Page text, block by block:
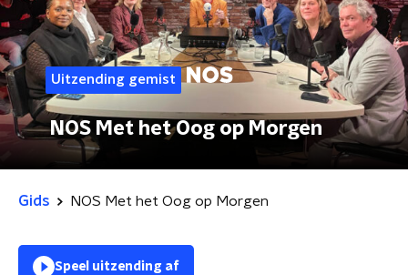
Uitzending gemist
NOS Met het Oog op Morgen
Gids NOS Met het Oog op Morgen
Speel uitzending af